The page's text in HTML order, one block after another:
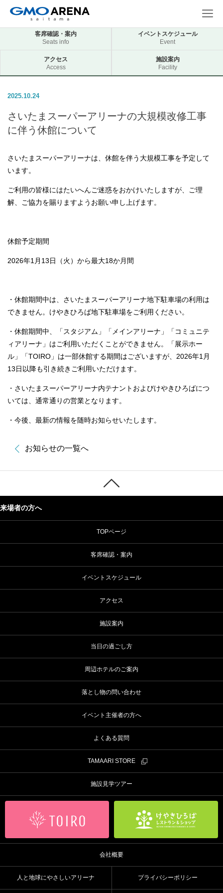
客席確認・案内
Seats info
イベントスケジュール
Event
アクセス
Access
施設案内
Facility
2025.10.24
さいたまスーパーアリーナの大規模改修工事
に伴う休館について
さいたまスーパーアリーナは、休館を伴う大規模工事を予定して
います。
ご利用の皆様にはたいへんご迷惑をおかけいたしますが、ご理
解、ご協力を賜りますようお願い申し上げます。
休館予定期間
2026年1月13日（火）から最大18か月間
・休館期間中は、さいたまスーパーアリーナ地下駐車場の利用は
できません。けやきひろば地下駐車場をご利用ください。
・休館期間中、「スタジアム」「メインアリーナ」「コミュニテ
ィアリーナ」はご利用いただくことができません。
「展示ホー
ル」「TOIRO」は一部休館する期間はございますが、2026年1月
13日以降も引き続きご利用いただけます。
・さいたまスーパーアリーナ内テナントおよびけやきひろばにつ
いては、通常通りの営業となります。
・今後、最新の情報を随時お知らせいたします。
お知らせの一覧へ
来場者の方へ
TOPページ
客席確認・案内
イベントスケジュール
アクセス
施設案内
当日の過ごし方
周辺ホテルのご案内
落とし物の問い合わせ
イベント主催者の方へ
よくある質問
TAMAARI STORE
施設見学ツアー
会社概要
人と地球にやさしいアリーナ プライバシーポリシー